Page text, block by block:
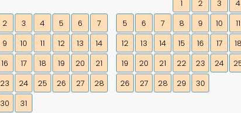
2 3 4 5 6
7
9 10 11 12 13
14
16 17 18 19 20
21
23 24 25 26 27
28
30 31
1
2 3
4
5
6 7 8 9 10
11
12
13 14 15 16 17
18
19
20 21 22 23 24
26
27 28 29 30